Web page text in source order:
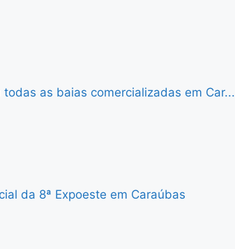
as baias comercializadas em Car...
da 8ª Expoeste em Caraúbas